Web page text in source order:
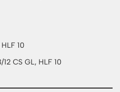
HLF 10
CS GL, HLF 10